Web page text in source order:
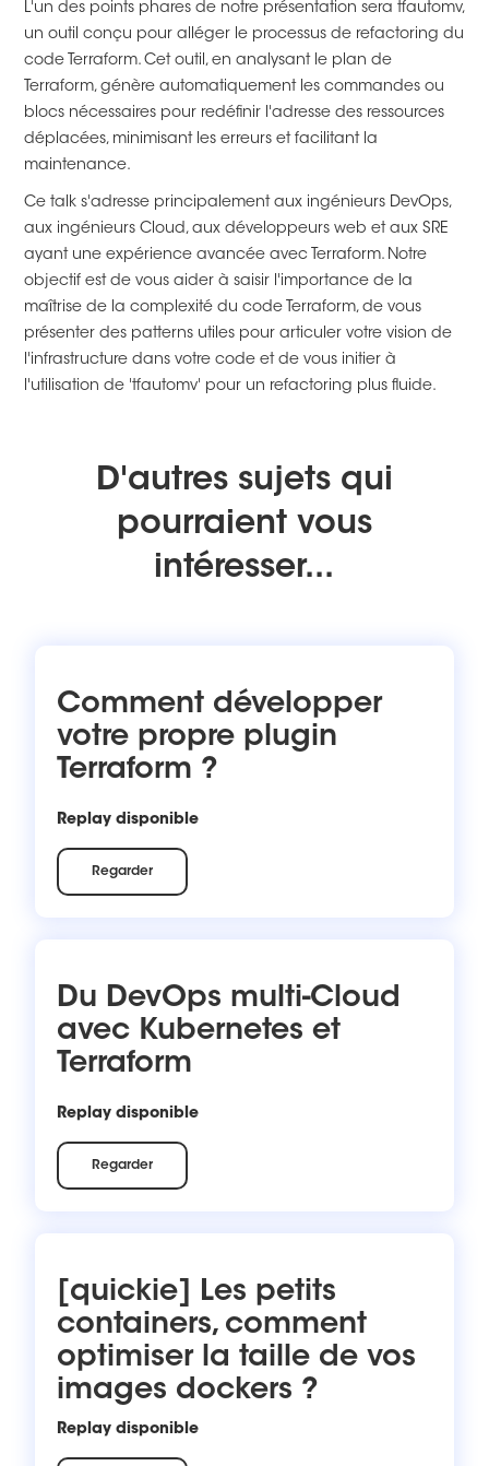
L'un des points phares de notre présentation sera tfautomv,
un outil conçu pour alléger le processus de refactoring du
code Terraform. Cet outil, en analysant le plan de
Terraform, génère automatiquement les commandes ou
blocs nécessaires pour redéfinir l'adresse des ressources
déplacées, minimisant les erreurs et facilitant la
maintenance.
Ce talk s'adresse principalement aux ingénieurs DevOps,
aux ingénieurs Cloud, aux développeurs web et aux SRE
ayant une expérience avancée avec Terraform. Notre
objectif est de vous aider à saisir l'importance de la
maîtrise de la complexité du code Terraform, de vous
présenter des patterns utiles pour articuler votre vision de
l'infrastructure dans votre code et de vous initier à
l'utilisation de 'tfautomv' pour un refactoring plus fluide.
D'autres sujets qui
pourraient vous
intéresser...
Comment développer
votre propre plugin
Terraform ?
Replay disponible
Regarder
Du DevOps multi-Cloud
avec Kubernetes et
Terraform
Replay disponible
Regarder
[quickie] Les petits
containers, comment
optimiser la taille de vos
images dockers ?
Replay disponible